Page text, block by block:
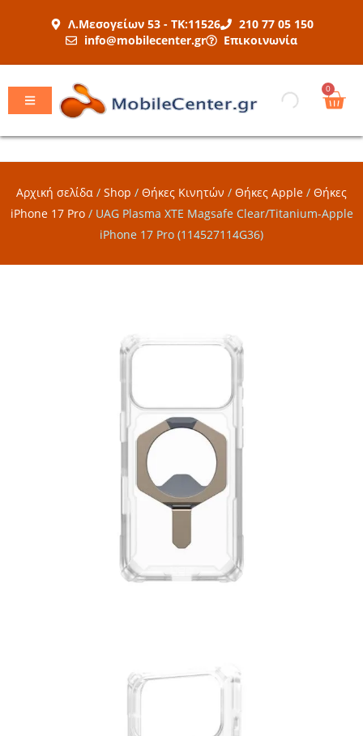
Λ.Μεσογείων 53 - ΤΚ:11526
210 77 05 150
info@mobilecenter.gr
Επικοινωνία
0
Αρχική σελίδα / Shop / Θήκες Κινητών / Θήκες Apple / Θήκες
iPhone 17 Pro/ UAG Plasma XTE Magsafe Clear/Titanium-Apple
iPhone 17 Pro (114527114G36)